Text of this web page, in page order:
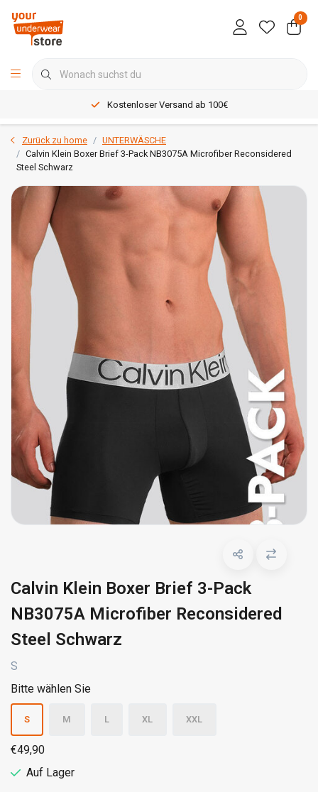
0
Kostenloser Versand ab 100€
Zurück zu home
UNTERWÄSCHE
Calvin Klein Boxer Brief 3-Pack NB3075A Microfiber Reconsidered
Steel Schwarz
Calvin Klein Boxer Brief 3-Pack
NB3075A Microfiber Reconsidered
Steel Schwarz
S
Bitte wählen Sie
S M L XL XXL
€49,90
Auf Lager